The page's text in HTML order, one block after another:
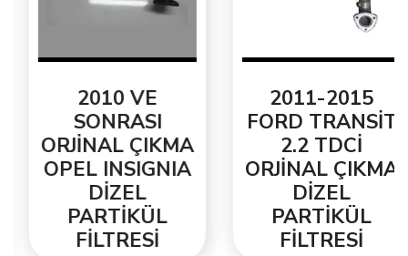
2010 VE
SONRASI
ORJİNAL ÇIKMA
OPEL INSIGNIA
DİZEL
PARTİKÜL
FİLTRESİ
2011-2015
FORD TRANSİT
2.2 TDCİ
ORJİNAL ÇIKMA
DİZEL
PARTİKÜL
FİLTRESİ